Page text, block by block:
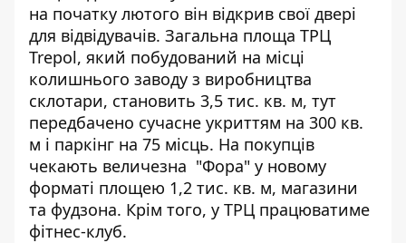
на початку лютого він відкрив свої двері
для відвідувачів. Загальна площа ТРЦ
Trepol, який побудований на місці
колишнього заводу з виробництва
склотари, становить 3,5 тис. кв. м, тут
передбачено сучасне укриттям на 300 кв.
м і паркінг на 75 місць. На покупців
чекають величезна "Фора" у новому
форматі площею 1,2 тис. кв. м, магазини
та фудзона. Крім того, у ТРЦ працюватиме
фітнес-клуб.